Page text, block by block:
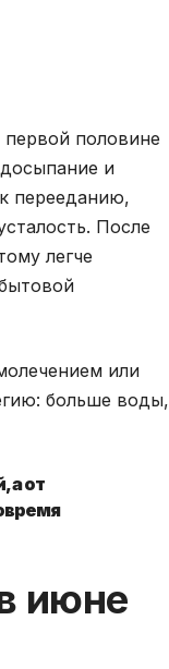
половине
и
перееданию,
После
легче
или
больше воды,
а от
июне